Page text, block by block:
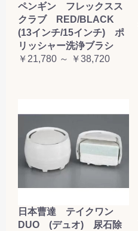
ペンギン フレックスス
クラブ RED/BLACK
(13インチ/15インチ) ポ
リッシャー洗浄ブラシ
￥21,780 ～ ￥38,720
日本曹達 テイクワン
DUO (デュオ) 尿石除